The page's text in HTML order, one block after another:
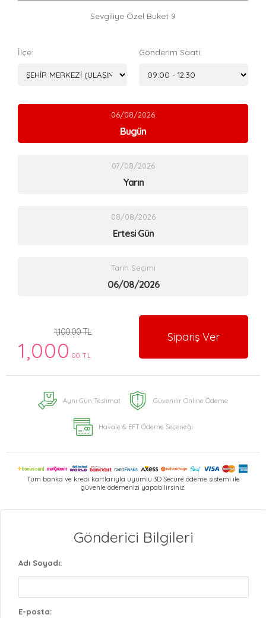
Sevgiliye Özel Buket 9
İlçe: Gönderim Saati:
06/08/2026
Bugün
07/08/2026
Yarın
08/08/2026
Ertesi Gün
Tarih Seçimi
1,100.00 TL
1,000 .00 TL
Sipariş Ver
Aynı Gün Teslimat Güvenilir Online Ödeme
Havale & EFT Ödeme Seçeneği
Tüm banka ve kredi kartlarıyla uyumlu 3D Secure ödeme sistemi ile
güvenle ödemenizi yapabilirsiniz.
Gönderici Bilgileri
Adı Soyadı:
E-posta: